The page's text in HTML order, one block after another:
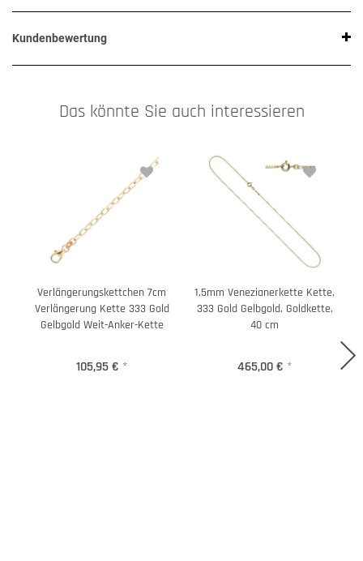
Kundenbewertung
Das könnte Sie auch interessieren
Verlängerungskettchen 7cm
Verlängerung Kette 333 Gold
Gelbgold Weit-Anker-Kette
105,95 € *
1,5mm Venezianerkette Kette,
333 Gold Gelbgold, Goldkette,
40 cm
465,00 € *